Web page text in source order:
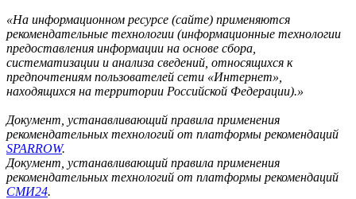
«На информационном ресурсе (сайте) применяются
рекомендательные технологии (информационные технологии
предоставления информации на основе сбора,
систематизации и анализа сведений, относящихся к
предпочтениям пользователей сети «Интернет»,
находящихся на территории Российской Федерации).»
Документ, устанавливающий правила применения
рекомендательных технологий от платформы рекомендаций
SPARROW.
Документ, устанавливающий правила применения
рекомендательных технологий от платформы рекомендаций
СМИ24.